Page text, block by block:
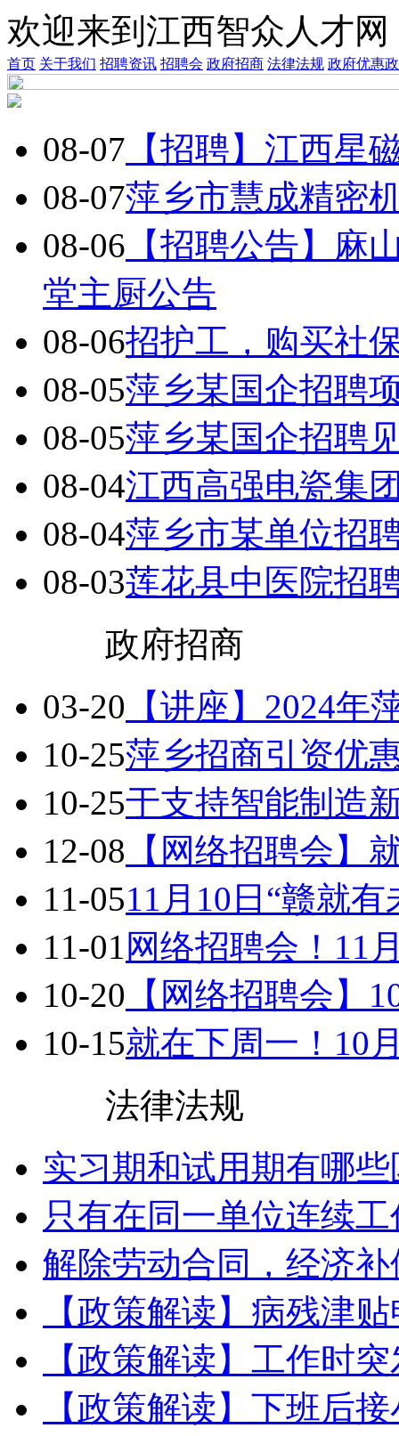
欢迎来到江西智众人才网
首页 关于我们 招聘资讯 招聘会 政府招商 法律法规 政府优惠
08-07 【招聘】江西星
08-07萍乡市慧成精密
08-06 【招聘公告】麻
堂主厨公告
08-06招护工，购买社
08-05萍乡某国企招聘
08-05萍乡某国企招聘
08-04江西高强电瓷集
08-04萍乡市某单位招
08-03莲花县中医院招
政府招商
03-20 【讲座】2024
10-25萍乡招商引资优
10-25于支持智能制造
12-08 【网络招聘会】
11-0511月10日“赣就
11-01 网络招聘会！11
10-20 【网络招聘会】
10-15就在下周一！10
法律法规
实习期和试用期有哪
只有在同一单位连续
解除劳动合同，经济
【政策解读】病残津
【政策解读】工作时
【政策解读】下班后